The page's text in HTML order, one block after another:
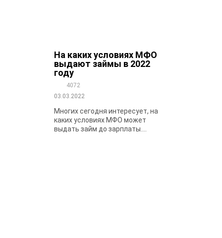
На каких условиях МФО
выдают займы в 2022
году
4072
03.03.2022
Многих сегодня интересует, на
каких условиях МФО может
выдать займ до зарплаты....